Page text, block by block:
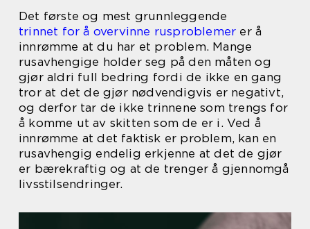
Det første og mest grunnleggende
trinnet for å overvinne rusproblemer er å
innrømme at du har et problem. Mange
rusavhengige holder seg på den måten og
gjør aldri full bedring fordi de ikke en gang
tror at det de gjør nødvendigvis er negativt,
og derfor tar de ikke trinnene som trengs for
å komme ut av skitten som de er i. Ved å
innrømme at det faktisk er problem, kan en
rusavhengig endelig erkjenne at det de gjør
er bærekraftig og at de trenger å gjennomgå
livsstilsendringer.